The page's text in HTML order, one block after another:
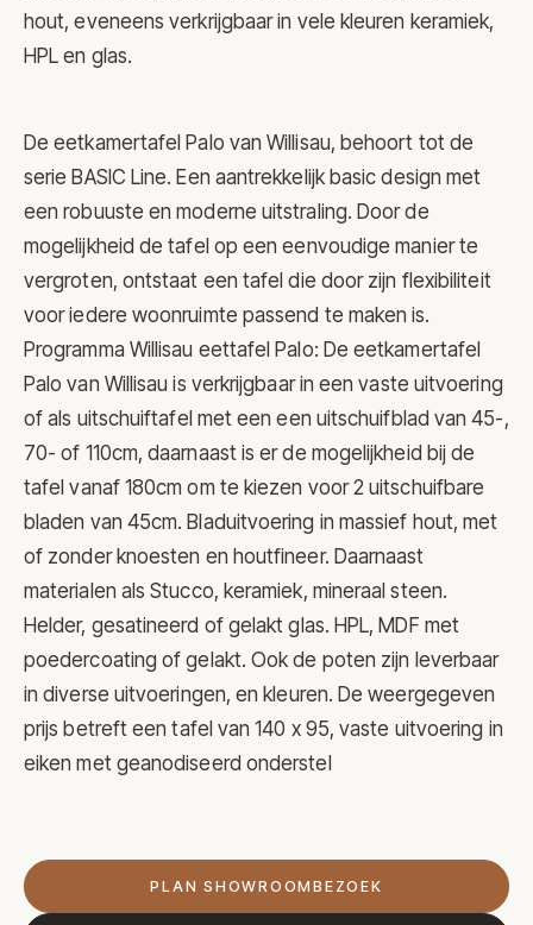
hout, eveneens verkrijgbaar in vele kleuren keramiek,
HPL en glas.
De eetkamertafel Palo van Willisau, behoort tot de
serie BASIC Line. Een aantrekkelijk basic design met
een robuuste en moderne uitstraling. Door de
mogelijkheid de tafel op een eenvoudige manier te
vergroten, ontstaat een tafel die door zijn flexibiliteit
voor iedere woonruimte passend te maken is.
Programma Willisau eettafel Palo: De eetkamertafel
Palo van Willisau is verkrijgbaar in een vaste uitvoering
of als uitschuiftafel met een een uitschuifblad van 45-,
70- of 110cm, daarnaast is er de mogelijkheid bij de
tafel vanaf 180cm om te kiezen voor 2 uitschuifbare
bladen van 45cm. Bladuitvoering in massief hout, met
of zonder knoesten en houtfineer. Daarnaast
materialen als Stucco, keramiek, mineraal steen.
Helder, gesatineerd of gelakt glas. HPL, MDF met
poedercoating of gelakt. Ook de poten zijn leverbaar
in diverse uitvoeringen, en kleuren. De weergegeven
prijs betreft een tafel van 140 x 95, vaste uitvoering in
eiken met geanodiseerd onderstel
PLAN SHOWROOMBEZOEK